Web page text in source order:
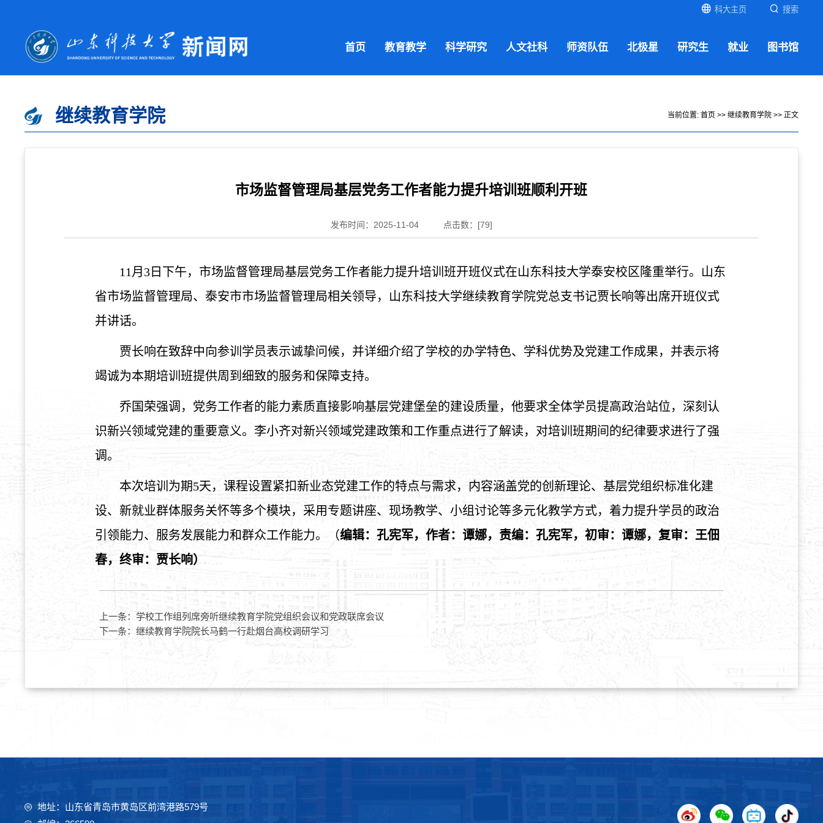
科大主页 搜索
首页 教育教学 科学研究 人文社科 师资队伍 北极星 研究生 就业 图书馆
继续教育学院 当前位置: 首页 >> 继续教育学院>> 正文
市场监督管理局基层党务工作者能力提升培训班顺利开班
发布时间：2025-11-04 点击数：[79]
11月3日下午，市场监督管理局基层党务工作者能力提升培训班开班仪式在山东科技大学泰安校区隆重举行。山东
省市场监督管理局、泰安市市场监督管理局相关领导，山东科技大学继续教育学院党总支书记贾长响等出席开班仪式
并讲话。
贾长响在致辞中向参训学员表示诚挚问候，并详细介绍了学校的办学特色、学科优势及党建工作成果，并表示将
竭诚为本期培训班提供周到细致的服务和保障支持。
乔国荣强调，党务工作者的能力素质直接影响基层党建堡垒的建设质量，他要求全体学员提高政治站位，深刻认
识新兴领域党建的重要意义。李小齐对新兴领域党建政策和工作重点进行了解读，对培训班期间的纪律要求进行了强
调。
本次培训为期5天，课程设置紧扣新业态党建工作的特点与需求，内容涵盖党的创新理论、基层党组织标准化建
设、新就业群体服务关怀等多个模块，采用专题讲座、现场教学、小组讨论等多元化教学方式，着力提升学员的政治
引领能力、服务发展能力和群众工作能力。（编辑：孔宪军，作者：谭娜，责编：孔宪军，初审：谭娜，复审：王佃
春，终审：贾长响）
上一条： 学校工作组列席旁听继续教育学院党组织会议和党政联席会议
下一条： 继续教育学院院长马鹤一行赴烟台高校调研学习
地址：山东省青岛市黄岛区前湾港路579号